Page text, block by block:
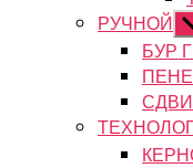
РУЧНОЙ
БУР